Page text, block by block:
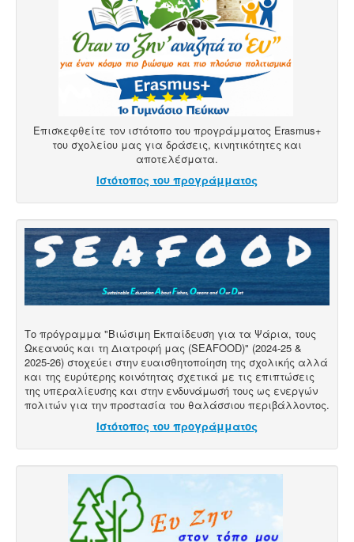
Επισκεφθείτε τον ιστότοπο του προγράμματος Erasmus+
του σχολείου μας για δράσεις, κινητικότητες και
αποτελέσματα.
Ιστότοπος του προγράμματος
Το πρόγραμμα "Βιώσιμη Εκπαίδευση για τα Ψάρια, τους
Ωκεανούς και τη Διατροφή μας (SEAFOOD)" (2024-25 &
2025-26) στοχεύει στην ευαισθητοποίηση της σχολικής αλλά
και της ευρύτερης κοινότητας σχετικά με τις επιπτώσεις
της υπεραλίευσης και στην ενδυνάμωσή τους ως ενεργών
πολιτών για την προστασία του θαλάσσιου περιβάλλοντος.
Ιστότοπος του προγράμματος